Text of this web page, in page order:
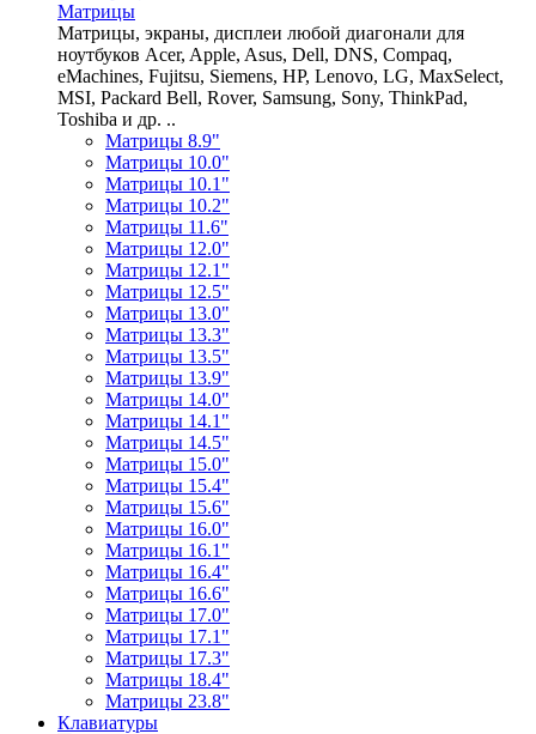
Матрицы
Матрицы, экраны, дисплеи любой диагонали для
ноутбуков Acer, Apple, Asus, Dell, DNS, Compaq,
eMachines, Fujitsu, Siemens, HP, Lenovo, LG, MaxSelect,
MSI, Packard Bell, Rover, Samsung, Sony, ThinkPad,
Toshiba и др. ..
Матрицы 8.9"
Матрицы 10.0"
Матрицы 10.1"
Матрицы 10.2"
Матрицы 11.6"
Матрицы 12.0"
Матрицы 12.1"
Матрицы 12.5"
Матрицы 13.0"
Матрицы 13.3"
Матрицы 13.5"
Матрицы 13.9"
Матрицы 14.0"
Матрицы 14.1"
Матрицы 14.5"
Матрицы 15.0"
Матрицы 15.4"
Матрицы 15.6"
Матрицы 16.0"
Матрицы 16.1"
Матрицы 16.4"
Матрицы 16.6"
Матрицы 17.0"
Матрицы 17.1"
Матрицы 17.3"
Матрицы 18.4"
Матрицы 23.8"
Клавиатуры